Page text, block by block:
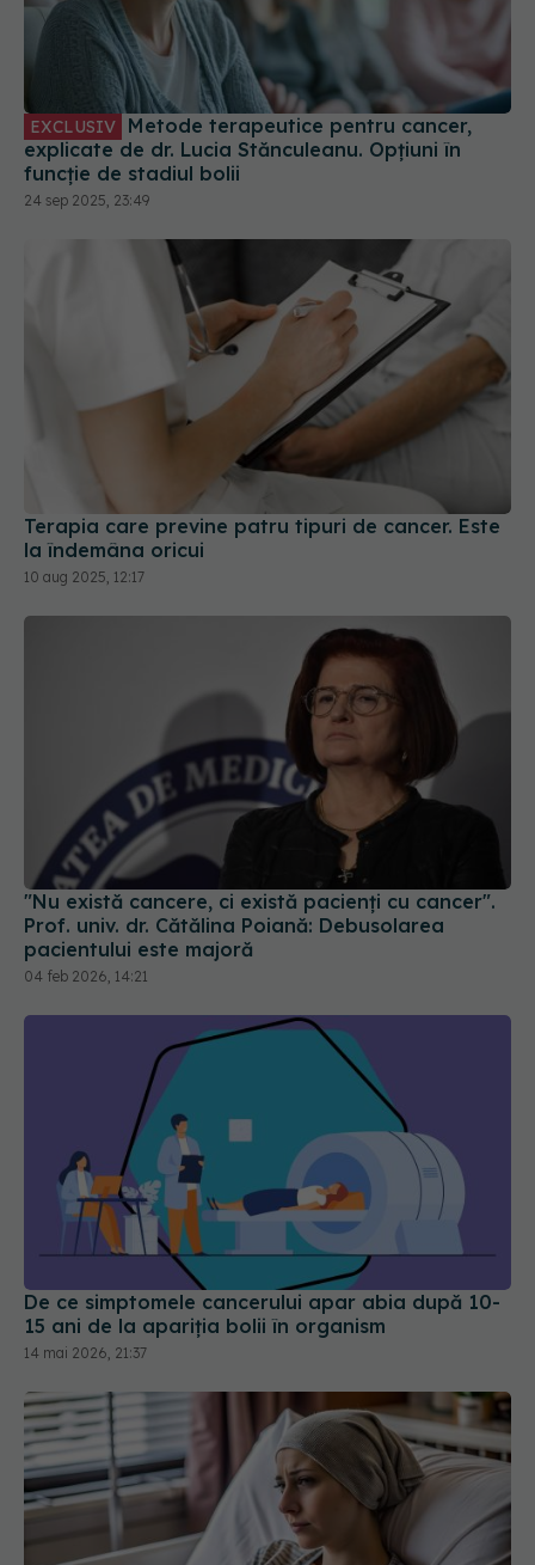
EXCLUSIV
explicate de dr. Lucia Stănculeanu. Opțiuni în
funcție de stadiul bolii
24 sep 2025, 23:49
Terapia care previne patru tipuri de cancer. Este
la îndemâna oricui
10 aug 2025, 12:17
"Nu există cancere, ci există pacienți cu cancer".
Prof. univ. dr. Cătălina Poiană: Debusolarea
pacientului este majoră
04 feb 2026, 14:21
De ce simptomele cancerului apar abia după 10-
15 ani de la apariția bolii în organism
14 mai 2026, 21:37